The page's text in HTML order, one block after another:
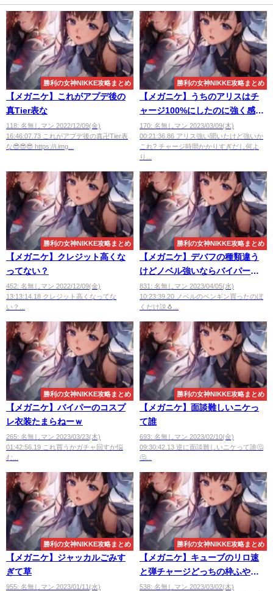
勝利の女神NIKKE攻略まとめ
【メガニケ】これがアプデ後の
真Tier表な
118: 名無しマン 2022/12/09(金)
16:46:07.73 これがアプデ後の真卍Tier表
な😎😎😎 https://i.img...
勝利の女神NIKKE攻略まとめ
【メガニケ】うちのアリスはチ
ャージ100%にしたのに強く感じ
ない
170: 名無しマン 2023/03/09(木)
00:21:36.86 アリス強い聞いたけど強いか
これ? チャージ時間かかりすぎだし何よ
り...
勝利の女神NIKKE攻略まとめ
【メガニケ】クレジット高くな
ってない？
452: 名無しマン 2022/12/09(金)
13:13:14.18 クレジット高くなってな
い？...
勝利の女神NIKKE攻略まとめ
【メガニケ】デバフの種類違う
けどノベル強いならバイパーは
どうなの？
831: 名無しマン 2023/04/05(水)
10:23:39.20 ノベルのペンギン買ったのぼ
くだけ説🐧...
勝利の女神NIKKE攻略まとめ
【メガニケ】バイパーのコスプ
レ衣装たまらねーｗ
265: 名無しマン 2023/03/23(木)
01:42:56.19 これ買うかガチャ回すか悩
む...
勝利の女神NIKKE攻略まとめ
【メガニケ】面談難しいニケっ
て誰
693: 名無しマン 2023/02/10(金)
09:30:42.13 逆に面談難しいニケって誰🤔
🤔...
勝利の女神NIKKE攻略まとめ
【メガニケ】ジャッカルごみす
ぎて草
955: 名無しマン 2023/01/11(水)
勝利の女神NIKKE攻略まとめ
【メガニケ】キューブのリロ速
と弾チャージどっちの枠ふやす
か
538: 名無しマン 2023/03/02(木)